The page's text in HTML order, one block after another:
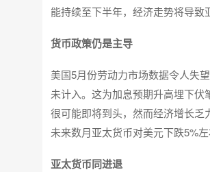
能持续至下半年，经济走势将导致
货币政策仍是主导
美国5月份劳动力市场数据令人失
未计入。这为加息预期升高埋下
很可能即将到头，然而经济增长乏
未来数月亚太货币对美元下跌5%左
亚太货币同进退